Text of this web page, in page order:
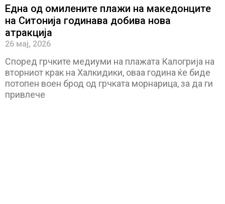
Една од омилените плажи на македонците
на Ситонија годинава добива нова
атракција
26 мај, 2026
Според грчките медиуми на плажата Калогрија на
вторниот крак на Халкидики, оваа година ќе биде
потопен воен брод од грчката морнарица, за да ги
привлече